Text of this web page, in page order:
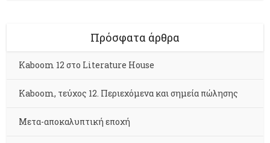
Πρόσφατα άρθρα
Kaboom 12 στο Literature House
Kaboom, τεύχος 12. Περιεχόμενα και σημεία πώλησης
Μετα-αποκαλυπτική εποχή